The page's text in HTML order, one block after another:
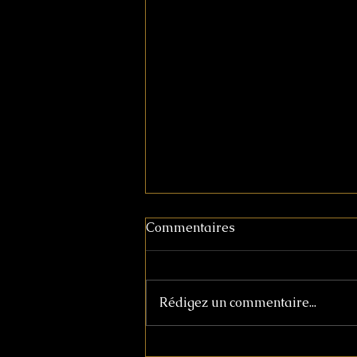
Commentaires
Rédigez un commentaire...